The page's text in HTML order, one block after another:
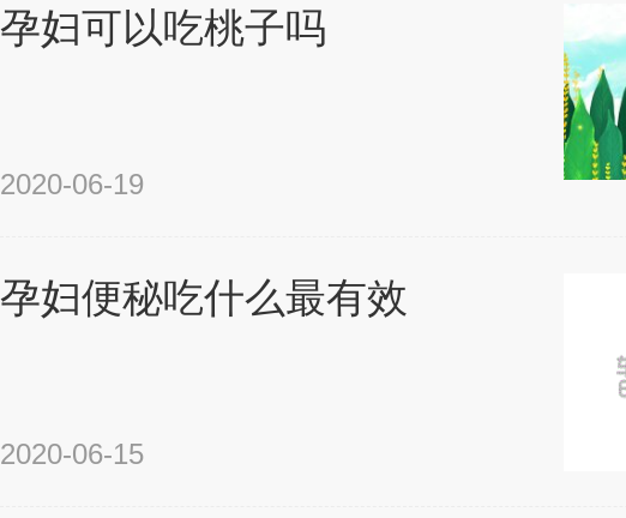
孕妇可以吃桃子吗
2020-06-19
孕妇便秘吃什么最有效
2020-06-15